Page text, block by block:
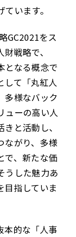
います。
GC2021をス
戦略で、
となる概念で
して「丸紅人
多様なバック
ューの高い人
と活動し、
ながり、多様
で、新たな価
うした魅力あ
目指していま
本的な「人事